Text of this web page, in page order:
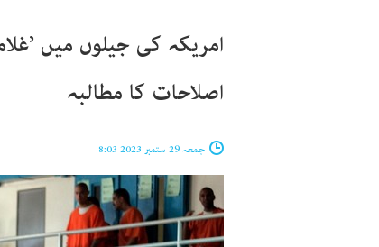
امریکہ کی جیلوں میں
اصلاحات کا مطالبہ
جمعہ 29 ستمبر 2023 8:03